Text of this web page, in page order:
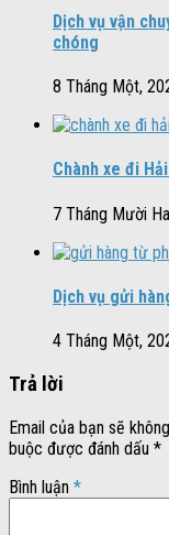
Dịch vụ vận
chóng
8 Tháng Một,
Chành xe đi
7 Tháng Mười
Dịch vụ gửi
4 Tháng Một,
Trả lời
Email của bạn sẽ
buộc được đánh dấu *
Bình luận *